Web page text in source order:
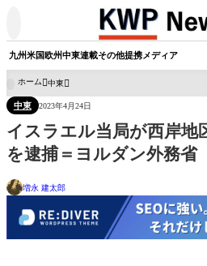
九州米国欧州中東連載その他提携メディア
ホーム 中東
中東 2023年4月24日
イスラエル当局が西岸地
を逮捕＝ヨルダン外務省
増永 建太郎